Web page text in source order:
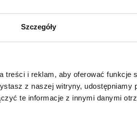
Szczegóły
i reklam, aby oferować funkcje
z naszej witryny, udostępniamy
te informacje z innymi danymi
Oferta dla firm
Time Trend
Salony muzyczne Riff
UŻYTKOWNICZKO
w celach analitycznych,
tym aby analizować ruch w tej
oraz zapamiętywać Twoje